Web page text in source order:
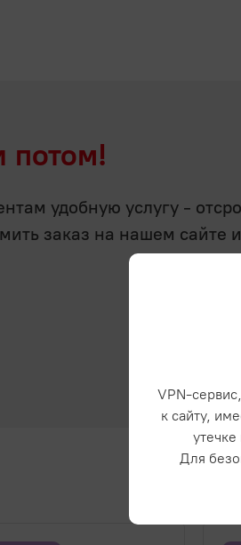
потом!
удобную услугу -
заказ на нашем сайте и
VPN-
к сайту,
Для